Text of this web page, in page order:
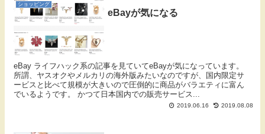
ショッピング
eBayが気になる
eBay ライフハック系の記事を見ていてeBayが気になっています。
所謂、ヤスオクやメルカリの海外版みたいなのですが、国内限定サ
ービスと比べて規模が大きいので圧倒的に商品がバラエティに富ん
でいるようです。 かつて日本国内での販売サービス...
2019.06.16 2019.08.08